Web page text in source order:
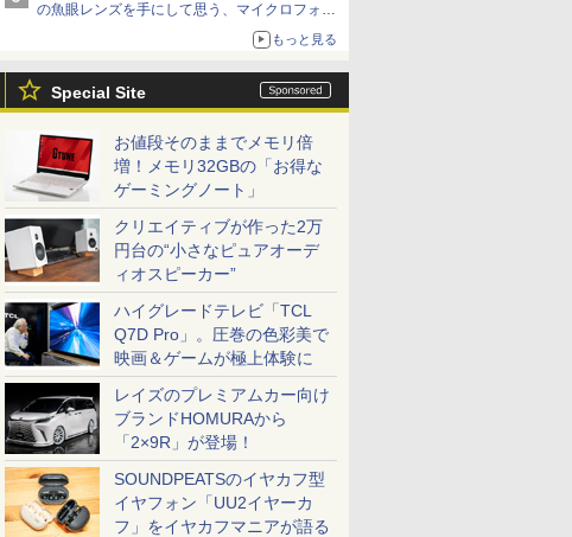
の魚眼レンズを手にして思う、マイクロフォー
もっと見る
Special Site
お値段そのままでメモリ倍
増！メモリ32GBの「お得な
ゲーミングノート」
クリエイティブが作った2万
円台の“小さなピュアオーデ
ィオスピーカー”
ハイグレードテレビ「TCL
Q7D Pro」。圧巻の色彩美で
映画＆ゲームが極上体験に
レイズのプレミアムカー向け
ブランドHOMURAから
「2×9R」が登場！
SOUNDPEATSのイヤカフ型
イヤフォン「UU2イヤーカ
フ」をイヤカフマニアが語る